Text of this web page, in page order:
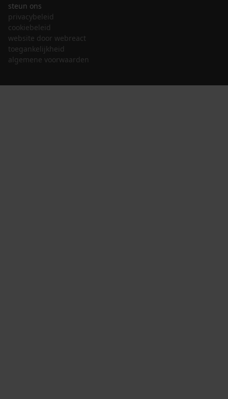
steun ons
privacybeleid
cookiebeleid
website door webreact
toegankelijkheid
algemene voorwaarden